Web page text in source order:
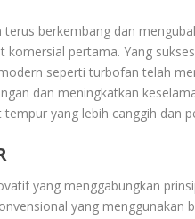
berkembang dan
pertama. Yang
seperti turbofan telah
dan meningkatkan
yang lebih canggih dan
yang menggabungkan
yang